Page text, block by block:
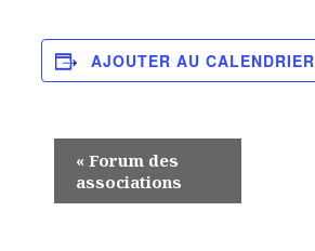
AJOUTER AU CALENDRIER
« Forum des
associations